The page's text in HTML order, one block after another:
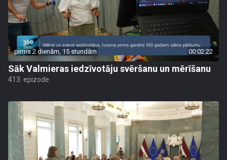
pirms 2 dienām, 15 stundām 00:02:22
Sāk Valmieras iedzīvotāju svēršanu un mērīšanu
413. epizode